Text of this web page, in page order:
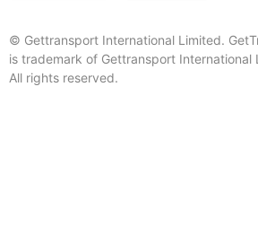
© Gettransport International Limited.
is trademark of Gettransport International
All rights reserved.